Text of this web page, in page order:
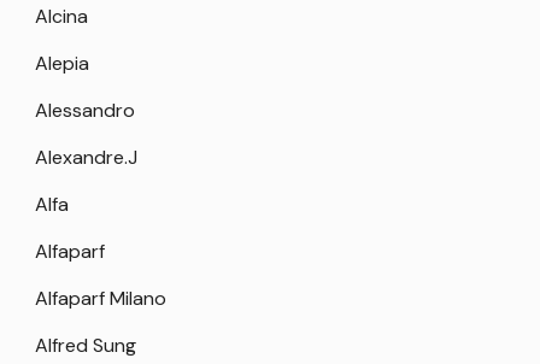
Alcina
Alepia
Alessandro
Alexandre.J
Alfa
Alfaparf
Alfaparf Milano
Alfred Sung